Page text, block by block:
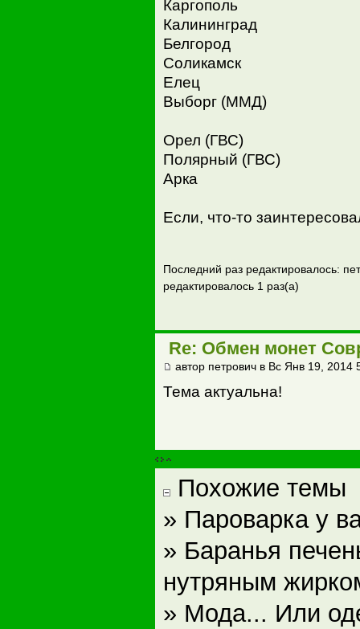
Каргополь
Калининград
Белгород
Соликамск
Елец
Выборг (ММД)
Орел (ГВС)
Полярный (ГВС)
Арка
Если, что-то
Последний раз редактировалось:
редактировалось 1 раз(а)
Re: Обмен монет
автор петрович в Вс Янв 19, 2014
Тема актуальна!
Похожие темы
» Пароварка у
» Баранья
нутряным
» Мода... Или